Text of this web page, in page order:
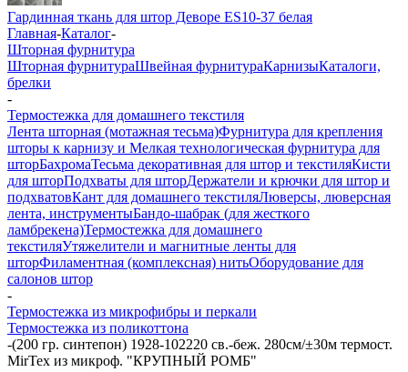
Гардинная ткань для штор Деворе ES10-37 белая
Главная-Каталог-
Шторная фурнитура
Шторная фурнитураШвейная фурнитураКарнизыКаталоги,
брелки
-
Термостежка для домашнего текстиля
Лента шторная (мотажная тесьма)Фурнитура для крепления
шторы к карнизу и Мелкая технологическая фурнитура для
шторБахромаТесьма декоративная для штор и текстиляКисти
для шторПодхваты для шторДержатели и крючки для штор и
подхватовКант для домашнего текстиляЛюверсы, люверсная
лента, инструментыБандо-шабрак (для жесткого
ламбрекена)Термостежка для домашнего
текстиляУтяжелители и магнитные ленты для
шторФиламентная (комплексная) нитьОборудование для
салонов штор
-
Термостежка из микрофибры и перкали
Термостежка из поликоттона
-(200 гр. синтепон) 1928-102220 св.-беж. 280см/±30м термост.
MirTex из микроф. "КРУПНЫЙ РОМБ"